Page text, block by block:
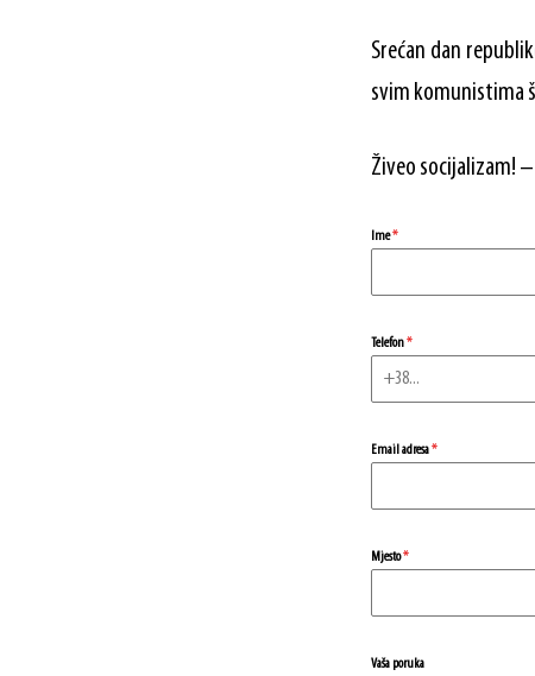
Srećan dan
svim komunistima
Živeo socijalizam!
Ime*
Telefon*
Email adresa*
Mjesto*
Vaša poruka